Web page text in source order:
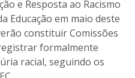
e Resposta ao Racismo
Educação em maio deste
constituir Comissões
formalmente
racial, seguindo os